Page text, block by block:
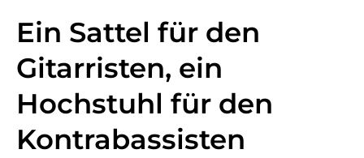
Ein Sattel für den
Gitarristen, ein
Hochstuhl für den
Kontrabassisten